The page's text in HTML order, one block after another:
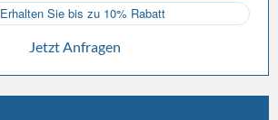
Erhalten Sie bis zu 10% Rabatt
Jetzt Anfragen